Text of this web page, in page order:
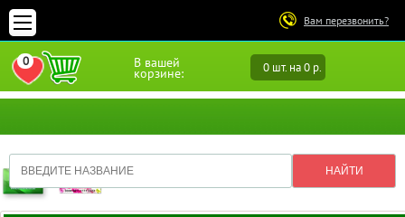
Вам перезвонить?
В вашей
корзине: 0 шт. на 0 р.
0
ПЕРЕЙТИ В ИЗБРАННОЕ